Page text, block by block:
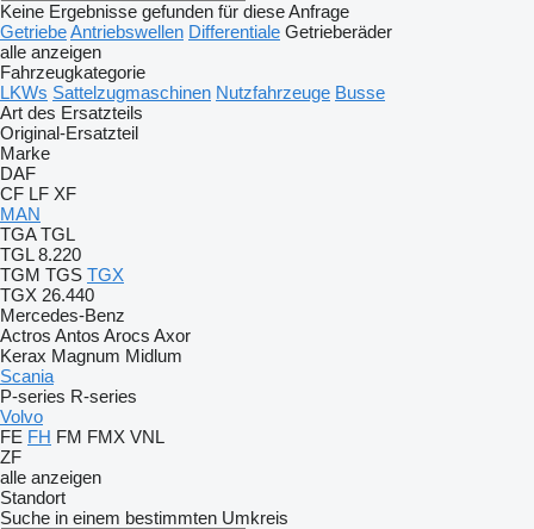
Keine Ergebnisse gefunden für diese Anfrage
GetriebeAntriebswellen Differentiale Getrieberäder
alle anzeigen
Fahrzeugkategorie
LKWs Sattelzugmaschinen Nutzfahrzeuge Busse
Art des Ersatzteils
Original-Ersatzteil
Marke
DAF
CF LF XF
MAN
TGA TGL
TGL 8.220
TGM TGS TGX
TGX 26.440
Mercedes-Benz
Actros Antos Arocs Axor
Kerax Magnum Midlum
Scania
P-series R-series
Volvo
FE FH FM FMX VNL
ZF
alle anzeigen
Standort
Suche in einem bestimmten Umkreis